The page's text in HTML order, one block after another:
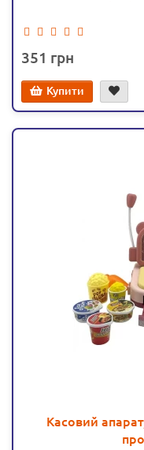
351
Купити
Касовий